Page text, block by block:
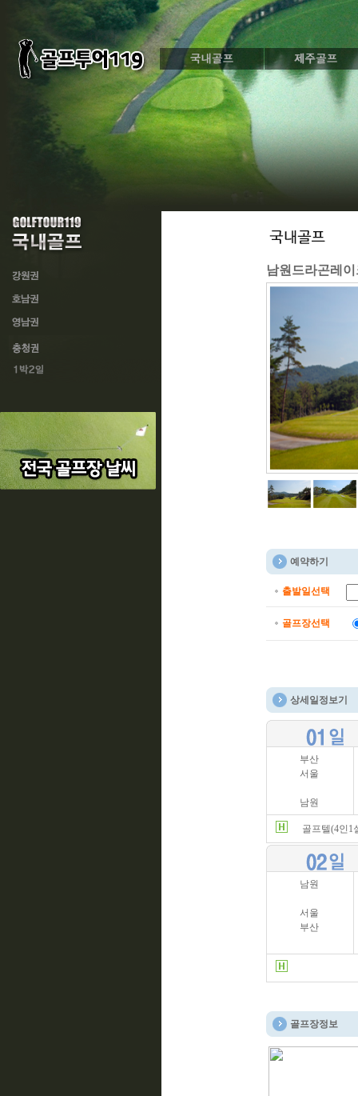
남원드라곤레
예약하기
출발일선택
골프장선택
상세일정보기
부산
서울
남원
골프텔(4인1
남원
서울
부산
골프장정보